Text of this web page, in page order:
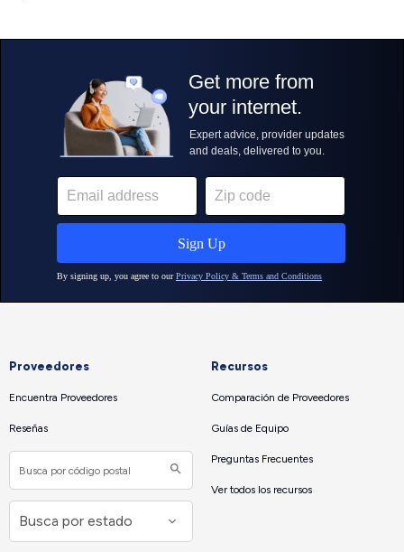
Proveedores
Encuentra Proveedores
Reseñas
Recursos
Comparación de Proveedores
Guías de Equipo
Preguntas Frecuentes
Ver todos los recursos